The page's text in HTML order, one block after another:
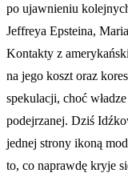
po ujawnieniu
Jeffreya Epsteina,
Kontakty z
na jego koszt oraz
spekulacji, choć
podejrzanej. Dziś
jednej strony ikoną
to, co naprawdę kryje